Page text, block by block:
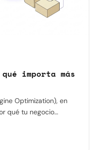
importa más
Optimization), en
qué tu negocio